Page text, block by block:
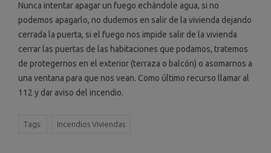
Nunca intentar apagar un fuego echándole agua, si no
podemos apagarlo, no dudemos en salir de la vivienda dejando
cerrada la puerta, si el fuego nos impide salir de la vivienda
cerrar las puertas de las habitaciones que podamos, tratemos
de protegernos en el exterior (terraza o balcón) o asomarnos a
una ventana para que nos vean. Como último recurso llamar al
112 y dar aviso del incendio.
Tags: Incendios Viviendas